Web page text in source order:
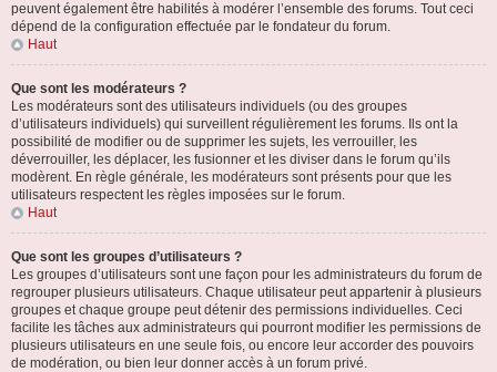
peuvent également être habilités à modérer l’ensemble des forums. Tout ceci
dépend de la configuration effectuée par le fondateur du forum.
Haut
Que sont les modérateurs ?
Les modérateurs sont des utilisateurs individuels (ou des groupes
d’utilisateurs individuels) qui surveillent régulièrement les forums. Ils ont la
possibilité de modifier ou de supprimer les sujets, les verrouiller, les
déverrouiller, les déplacer, les fusionner et les diviser dans le forum qu’ils
modèrent. En règle générale, les modérateurs sont présents pour que les
utilisateurs respectent les règles imposées sur le forum.
Haut
Que sont les groupes d’utilisateurs ?
Les groupes d’utilisateurs sont une façon pour les administrateurs du forum de
regrouper plusieurs utilisateurs. Chaque utilisateur peut appartenir à plusieurs
groupes et chaque groupe peut détenir des permissions individuelles. Ceci
facilite les tâches aux administrateurs qui pourront modifier les permissions de
plusieurs utilisateurs en une seule fois, ou encore leur accorder des pouvoirs
de modération, ou bien leur donner accès à un forum privé.